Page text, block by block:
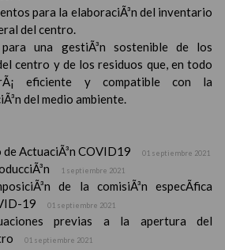
para la elaboraciÃ³n del inventario
del centro.
una gestiÃ³n sostenible de los
centro y de los residuos que, en todo
eficiente y compatible con la
del medio ambiente.
ActuaciÃ³n COVID19 01 septiembre 2021
1 septiembre 2021
de la comisiÃ³n especÃ­fica
19
01 septiembre 2021
previas a la apertura del
01 septiembre 2021